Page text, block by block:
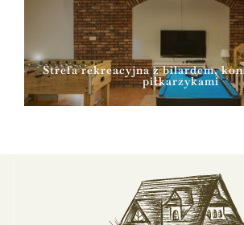
Strefa rekreacyjna z bilardem,
piłkarzykami